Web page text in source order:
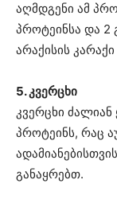
აღმდგენი ამ
პროტეინსა და 2
არაქისის
5. კვერცხი
კვერცხი ძალიან
პროტეინს, რაც
განაყრებთ.